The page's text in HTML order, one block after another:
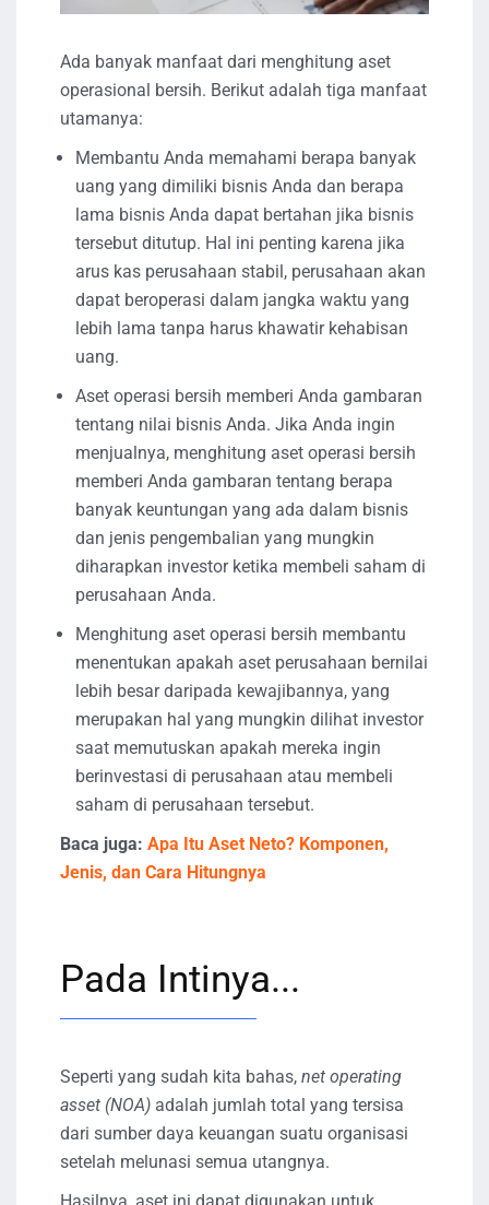
Ada banyak manfaat dari menghitung aset
operasional bersih. Berikut adalah tiga manfaat
utamanya:
Membantu Anda memahami berapa banyak
uang yang dimiliki bisnis Anda dan berapa
lama bisnis Anda dapat bertahan jika bisnis
tersebut ditutup. Hal ini penting karena jika
arus kas perusahaan stabil, perusahaan akan
dapat beroperasi dalam jangka waktu yang
lebih lama tanpa harus khawatir kehabisan
uang.
Aset operasi bersih memberi Anda gambaran
tentang nilai bisnis Anda. Jika Anda ingin
menjualnya, menghitung aset operasi bersih
memberi Anda gambaran tentang berapa
banyak keuntungan yang ada dalam bisnis
dan jenis pengembalian yang mungkin
diharapkan investor ketika membeli saham di
perusahaan Anda.
Menghitung aset operasi bersih membantu
menentukan apakah aset perusahaan bernilai
lebih besar daripada kewajibannya, yang
merupakan hal yang mungkin dilihat investor
saat memutuskan apakah mereka ingin
berinvestasi di perusahaan atau membeli
saham di perusahaan tersebut.
Baca juga: Apa Itu Aset Neto? Komponen,
Jenis, dan Cara Hitungnya
Pada Intinya...
Seperti yang sudah kita bahas, net operating
asset (NOA) adalah jumlah total yang tersisa
dari sumber daya keuangan suatu organisasi
setelah melunasi semua utangnya.